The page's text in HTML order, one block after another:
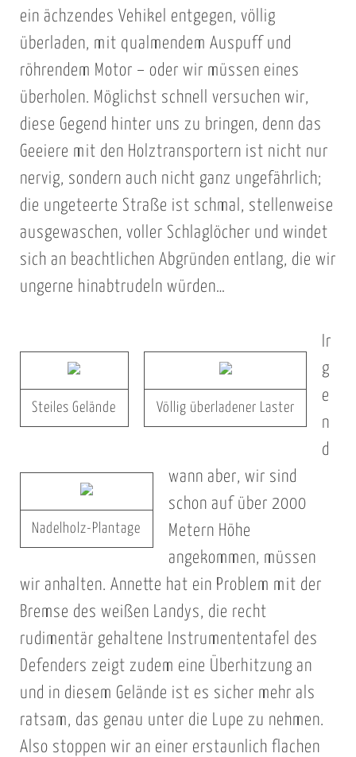
ein ächzendes Vehikel entgegen, völlig
überladen, mit qualmendem Auspuff und
röhrendem Motor – oder wir müssen eines
überholen. Möglichst schnell versuchen wir,
diese Gegend hinter uns zu bringen, denn das
Geeiere mit den Holztransportern ist nicht nur
nervig, sondern auch nicht ganz ungefährlich;
die ungeteerte Straße ist schmal, stellenweise
ausgewaschen, voller Schlaglöcher und windet
sich an beachtlichen Abgründen entlang, die wir
ungerne hinabtrudeln würden…
Steiles Gelände Völlig überladener Laster
Nadelholz-Plantage
Ir
g
e
n
d
wann aber, wir sind
schon auf über 2000
Metern Höhe
angekommen, müssen
wir anhalten. Annette hat ein Problem mit der
Bremse des weißen Landys, die recht
rudimentär gehaltene Instrumententafel des
Defenders zeigt zudem eine Überhitzung an
und in diesem Gelände ist es sicher mehr als
ratsam, das genau unter die Lupe zu nehmen.
Also stoppen wir an einer erstaunlich flachen